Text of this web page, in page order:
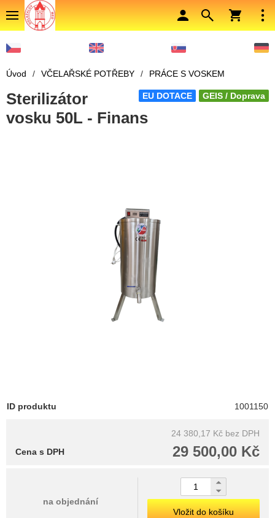
Úvod / VČELAŘSKÉ POTŘEBY / PRÁCE S VOSKEM
GEIS / Doprava
EU DOTACE
Sterilizátor
vosku 50L - Finans
ID produktu 1001150
24 380,17 Kč bez DPH
29 500,00 Kč
Cena s DPH
na objednání
Vložit do košíku